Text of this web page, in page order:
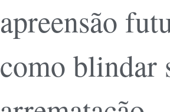
apreensão
como blindar